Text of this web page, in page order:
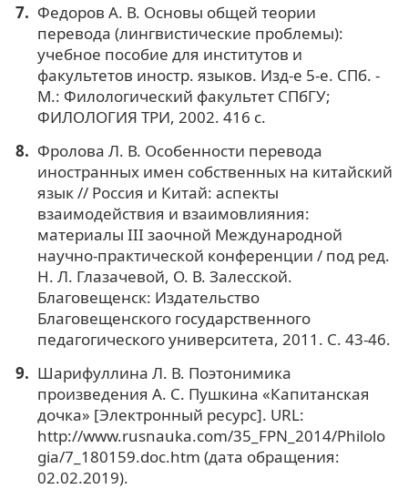
Федоров А. В. Основы общей теории
перевода (лингвистические проблемы):
учебное пособие для институтов и
факультетов иностр. языков. Изд-е 5-е. СПб. -
М.: Филологический факультет СПбГУ;
ФИЛОЛОГИЯ ТРИ, 2002. 416 с.
Фролова Л. В. Особенности перевода
иностранных имен собственных на китайский
язык // Россия и Китай: аспекты
взаимодействия и взаимовлияния:
материалы III заочной Международной
научно-практической конференции / под ред.
Н. Л. Глазачевой, О. В. Залесской.
Благовещенск: Издательство
Благовещенского государственного
педагогического университета, 2011. С. 43-46.
Шарифуллина Л. В. Поэтонимика
произведения А. С. Пушкина «Капитанская
дочка» [Электронный ресурс]. URL:
http://www.rusnauka.com/35_FPN_2014/Philolo
gia/7_180159.doc.htm (дата обращения:
02.02.2019).